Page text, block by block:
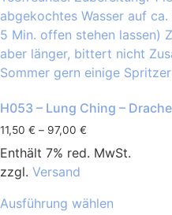
H053 – Lung Ching –
11,50 € – 97,00 €
Enthält 7% red. MwSt.
zzgl. Versand
Ausführung wählen